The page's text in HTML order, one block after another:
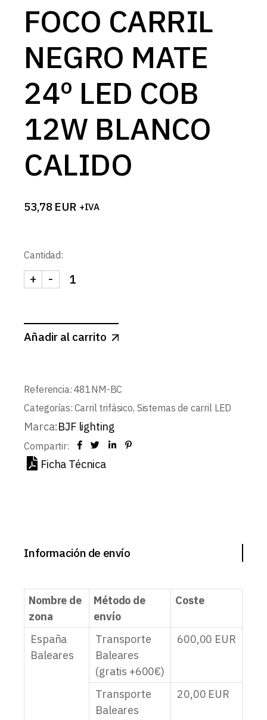
FOCO CARRIL
NEGRO MATE
24º LED COB
12W BLANCO
CALIDO
53,78 EUR +IVA
Cantidad:
FOCO CARRIL NEGRO MATE 24º LED COB 12W
-
+
Añadir al carrito
Referencia: 481NM-BC
Categorías: Carril trifásico, Sistemas de carril LED
Marca:BJF lighting
Compartir:
Ficha Técnica
Información de envío
Nombre de
zona
Método de
envío
Coste
España
Baleares
Transporte
Baleares
(gratis +600€)
600,00 EUR
Transporte
Baleares
20,00 EUR